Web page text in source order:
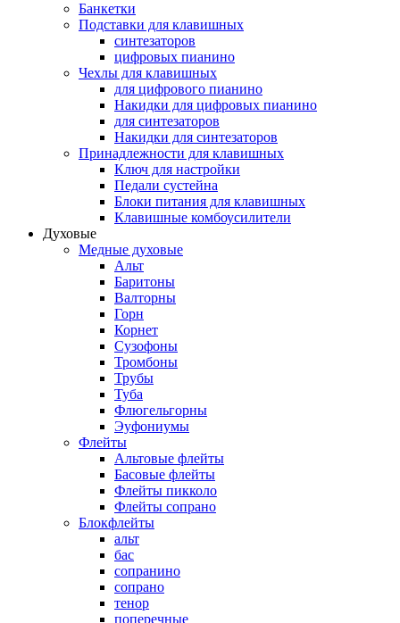
Банкетки
Подставки для клавишных
синтезаторов
цифровых пианино
Чехлы для клавишных
для цифрового пианино
Накидки для цифровых пианино
для синтезаторов
Накидки для синтезаторов
Принадлежности для клавишных
Ключ для настройки
Педали сустейна
Блоки питания для клавишных
Клавишные комбоусилители
Духовые
Медные духовые
Альт
Баритоны
Валторны
Горн
Корнет
Сузофоны
Тромбоны
Трубы
Туба
Флюгельгорны
Эуфониумы
Флейты
Альтовые флейты
Басовые флейты
Флейты пикколо
Флейты сопрано
Блокфлейты
альт
бас
сопранино
сопрано
тенор
поперечные